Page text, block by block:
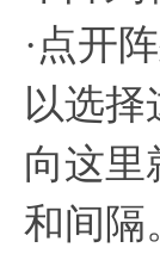
·点开
以选
向这里
和间隔